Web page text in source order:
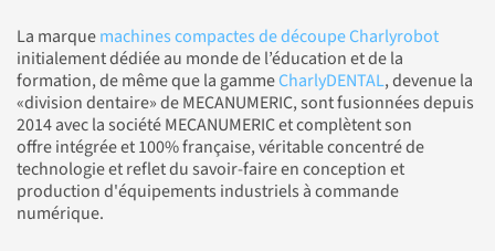
La marquemachines compactes de découpe Charlyrobot
initialement dédiée au monde de l’éducation et de la
formation, de même que la gammeCharlyDENTAL, devenue la
«division dentaire» de MECANUMERIC, sont fusionnées depuis
2014 avec la société MECANUMERIC et complètent son
offre intégrée et 100% française, véritable concentré de
technologie et reflet du savoir-faire en conception et
production d'équipements industriels à commande
numérique.